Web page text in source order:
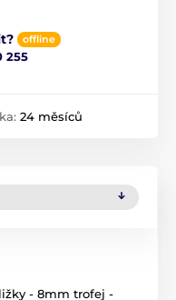
offline
255
24 měsíců
- 8mm trofej -